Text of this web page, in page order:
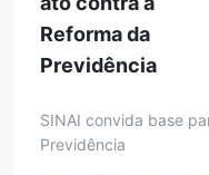
Reforma da
Previdência
SINAI convida base
Previdência